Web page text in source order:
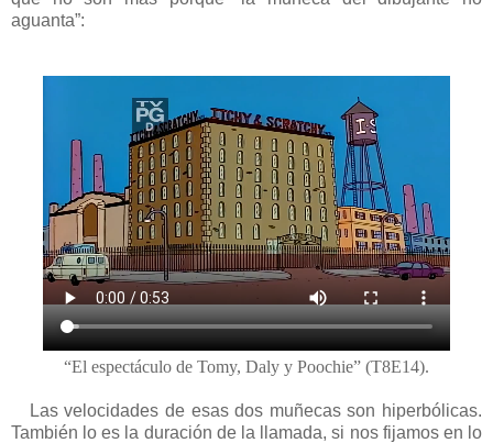
aguanta”:
“El espectáculo de Tomy, Daly y Poochie” (T8E14).
Las velocidades de esas dos muñecas son hiperbólicas.
También lo es la duración de la llamada, si nos fijamos en lo